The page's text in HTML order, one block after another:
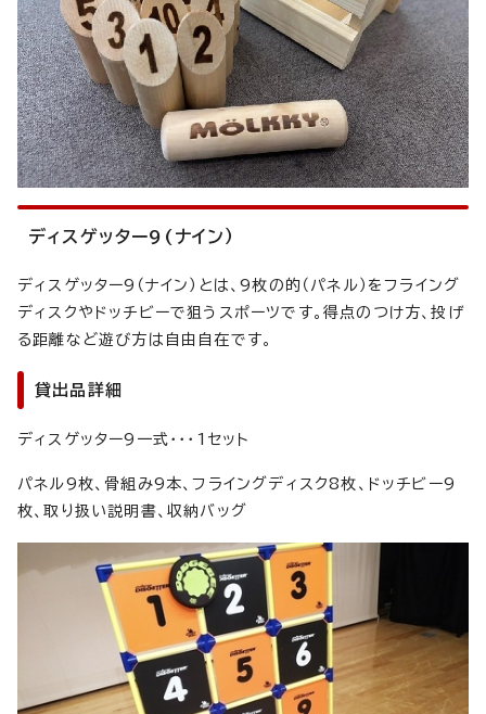
ディスゲッター9(ナイン）
ディスゲッター9（ナイン）とは、9枚の的（パネル）をフライング
ディスクやドッチビーで狙うスポーツです。得点のつけ方、投げ
る距離など遊び方は自由自在です。
貸出品詳細
ディスゲッター9一式・・・1セット
パネル9枚、骨組み9本、フライングディスク8枚、ドッチビー9
枚、取り扱い説明書、収納バッグ